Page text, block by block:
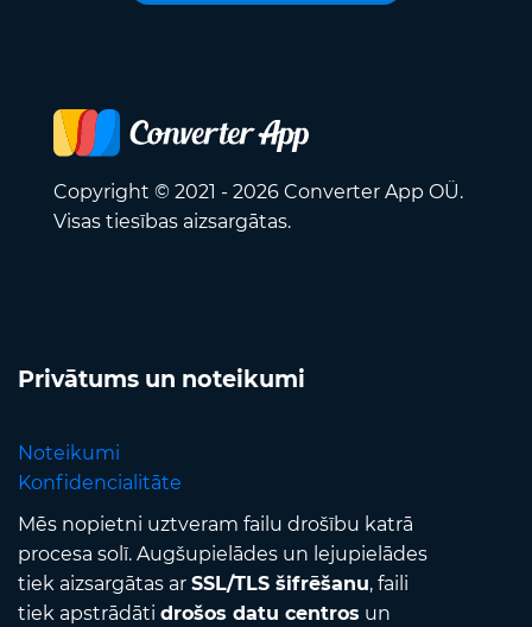
Copyright © 2021 - 2026 Converter App OÜ.
Visas tiesības aizsargātas.
Privātums un noteikumi
Noteikumi
Konfidencialitāte
Mēs nopietni uztveram failu drošību katrā
procesa solī. Augšupielādes un lejupielādes
tiek aizsargātas ar SSL/TLS šifrēšanu, faili
tiek apstrādāti drošos datu centros un